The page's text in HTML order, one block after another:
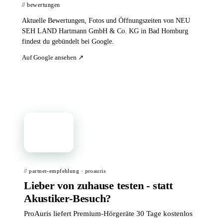
// bewertungen
Aktuelle Bewertungen, Fotos und Öffnungszeiten von NEU
SEH LAND Hartmann GmbH & Co. KG in Bad Homburg
findest du gebündelt bei Google.
Auf Google ansehen ↗
// partner-empfehlung · proauris
Lieber von zuhause testen - statt
Akustiker-Besuch?
ProAuris liefert Premium-Hörgeräte 30 Tage kostenlos